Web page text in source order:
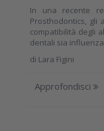
In una recente
Prosthodontics, gli
compatibilità degli
dentali sia
di Lara Figini
Approfondisci